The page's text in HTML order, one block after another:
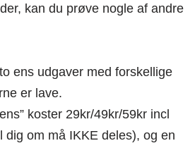
kan du prøve nogle af andre
ens udgaver med forskellige
er lave.
koster 29kr/49kr/59kr incl
dig om må IKKE deles), og en